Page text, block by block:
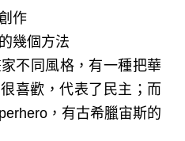
作
幾個方法
不同風格，有一種把華
喜歡，代表了民主；而
，有古希臘宙斯的